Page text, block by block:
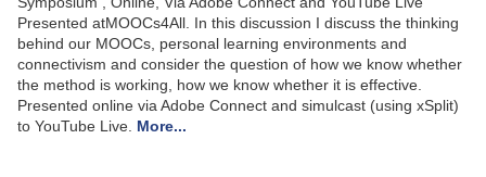
Presented atMOOCs4All. In this discussion I discuss the thinking
behind our MOOCs, personal learning environments and
connectivism and consider the question of how we know whether
the method is working, how we know whether it is effective.
Presented online via Adobe Connect and simulcast (using xSplit)
to YouTube Live. More...